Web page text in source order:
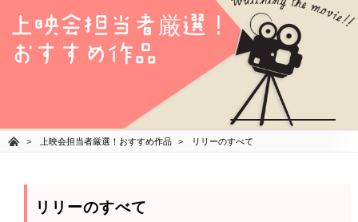
上映会担当者 厳選！
おすすめ作品
上映会担当者厳選！おすすめ作品 リリーのすべて
リリーのすべて